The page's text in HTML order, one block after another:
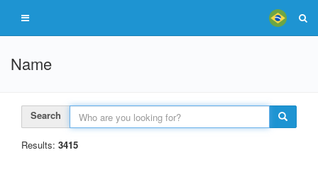
Name
Search
Results: 3415